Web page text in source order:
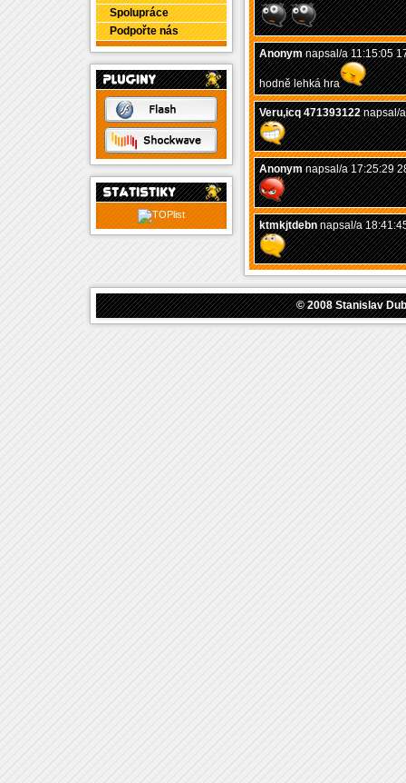
Spolupráce
Podpořte nás
Anonymnapsal/a 11:15:05
hodně lehká hra
Veru,icq 471393122napsal/a
Anonymnapsal/a 17:25:29
ktmkjtdebnnapsal/a
© 2008Stanislav